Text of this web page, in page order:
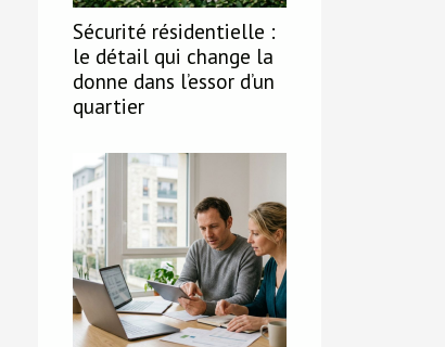
Sécurité résidentielle :
le détail qui change la
donne dans l’essor d’un
quartier